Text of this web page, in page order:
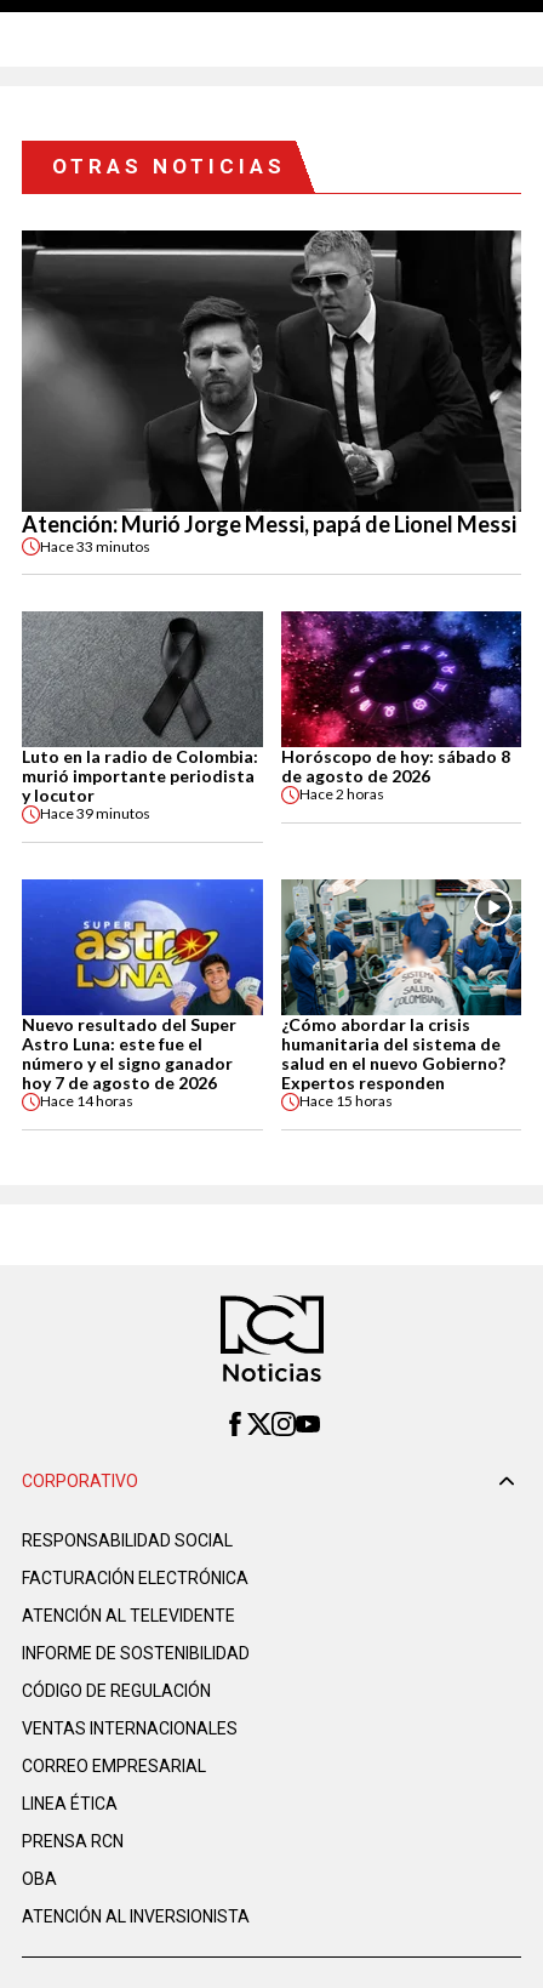
OTRAS NOTICIAS
Atención: Murió Jorge Messi, papá de Lionel Messi
Hace33 minutos
Luto en la radio de Colombia:
murió importante periodista
y locutor
Hace39 minutos
Horóscopo de hoy: sábado 8
de agosto de 2026
Hace2 horas
Nuevo resultado del Super
Astro Luna: este fue el
número y el signo ganador
hoy 7 de agosto de 2026
Hace 14 horas
¿Cómo abordar la crisis
humanitaria del sistema de
salud en el nuevo Gobierno?
Expertos responden
Hace 15 horas
CORPORATIVO
RESPONSABILIDAD SOCIAL
FACTURACIÓN ELECTRÓNICA
ATENCIÓN AL TELEVIDENTE
INFORME DE SOSTENIBILIDAD
CÓDIGO DE REGULACIÓN
VENTAS INTERNACIONALES
CORREO EMPRESARIAL
LINEA ÉTICA
PRENSA RCN
OBA
ATENCIÓN AL INVERSIONISTA